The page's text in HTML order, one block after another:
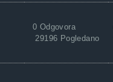
0 Odgovora
29196 Pogledano